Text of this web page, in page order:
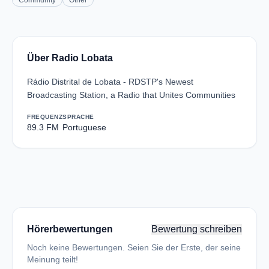
Über Radio Lobata
Rádio Distrital de Lobata - RDSTP's Newest
Broadcasting Station, a Radio that Unites Communities
FREQUENZ
89.3 FM
SPRACHE
Portuguese
Hörerbewertungen Bewertung schreiben
Noch keine Bewertungen. Seien Sie der Erste, der seine
Meinung teilt!